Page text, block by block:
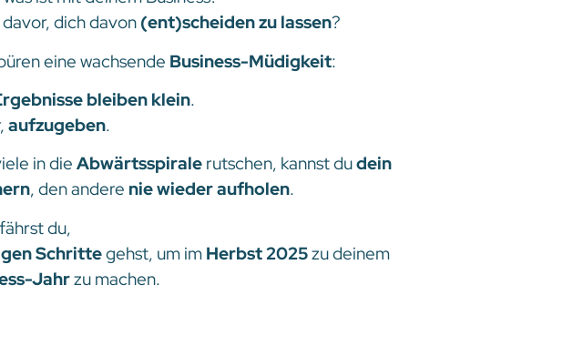
dich davon(ent)scheiden zu lassen?
eine wachsende Business-Müdigkeit:
bleiben klein.
aufzugeben.
in dieAbwärtsspiralerutschen, kannst dudein
, den andere nie wieder aufholen.
du,
Schrittegehst, um imHerbst 2025zu deinem
Jahrzu machen.